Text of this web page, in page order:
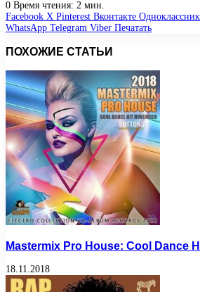
0 Время чтения: 2 мин.
Facebook X Pinterest Вконтакте
WhatsApp Telegram Viber Печатать
ПОХОЖИЕ СТАТЬИ
Mastermix Pro House: Cool Dance
18.11.2018